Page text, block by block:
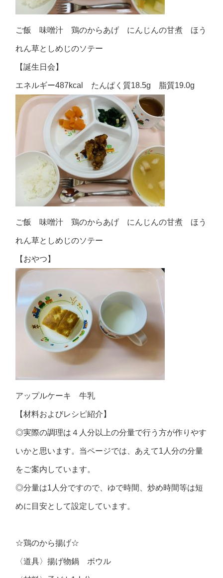
ご飯 味噌汁 鶏のからあげ にんじんの甘煮 ほう
れん草としめじのソテー
【誕生日会】
エネルギー487kcal たんぱく質18.5g 脂質19.0g
ご飯 味噌汁 鶏のからあげ にんじんの甘煮 ほう
れん草としめじのソテー
【おやつ】
アップルケーキ 牛乳
【材料およびレシピ紹介】
◎実際の調理は４人分以上の分量で行う方が作りやす
いかと思います。当ページでは、あえて1人分の分量
をご案内しています。
◎分量は1人分ですので、ゆで時間、炒め時間等は短
めに目安として設定しています。
☆鶏のから揚げ☆
〈道具〉揚げ物鍋 ボウル